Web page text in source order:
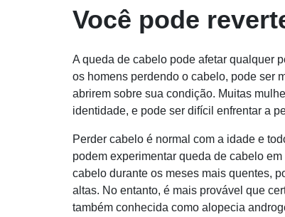
Você pode
A queda de cabelo pode afetar qualquer
os homens perdendo o cabelo, pode ser
abrirem sobre sua condição. Muitas
identidade, e pode ser difícil enfrentar a
Perder cabelo é normal com a idade e
podem experimentar queda de cabelo
cabelo durante os meses mais quentes,
altas. No entanto, é mais provável que
também conhecida como alopecia